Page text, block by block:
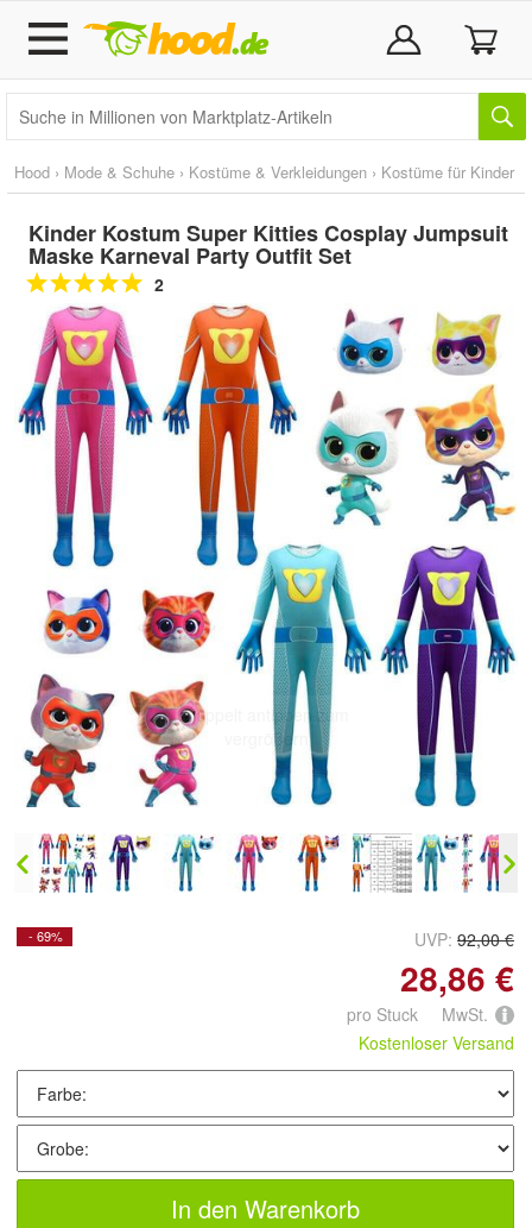
Hood › Mode & Schuhe › Kostüme & Verkleidungen › Kostüme für Kinder
Kinder Kostum Super Kitties Cosplay Jumpsuit
Maske Karneval Party Outfit Set
2
Doppelt antippen zum
vergrößern
- 69% UVP: 92,00 €
28,86 €
pro Stuck MwSt.
Kostenloser Versand
In den Warenkorb